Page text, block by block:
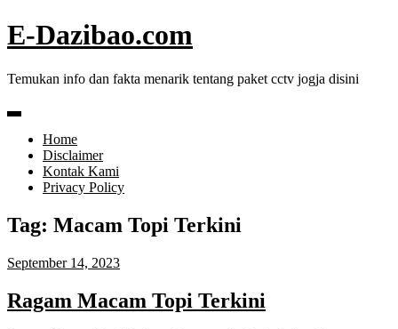
Skip
to
E-Dazibao.com
Temukan info dan fakta menarik tentang paket cctv jogja disini
Home
Disclaimer
Kontak Kami
Privacy Policy
Tag: Macam Topi Terkini
September 14, 2023
Ragam Macam Topi Terkini